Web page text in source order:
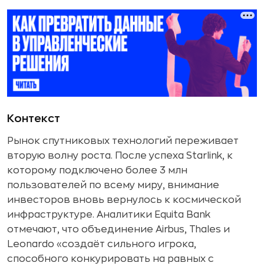
Контекст
Рынок спутниковых технологий переживает
вторую волну роста. После успеха Starlink, к
которому подключено более 3 млн
пользователей по всему миру, внимание
инвесторов вновь вернулось к космической
инфраструктуре. Аналитики Equita Bank
отмечают, что объединение Airbus, Thales и
Leonardo «создаёт сильного игрока,
способного конкурировать на равных с